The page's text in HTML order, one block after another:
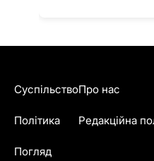
Суспільство
Політика
Погляд
Про нас
Редакційна